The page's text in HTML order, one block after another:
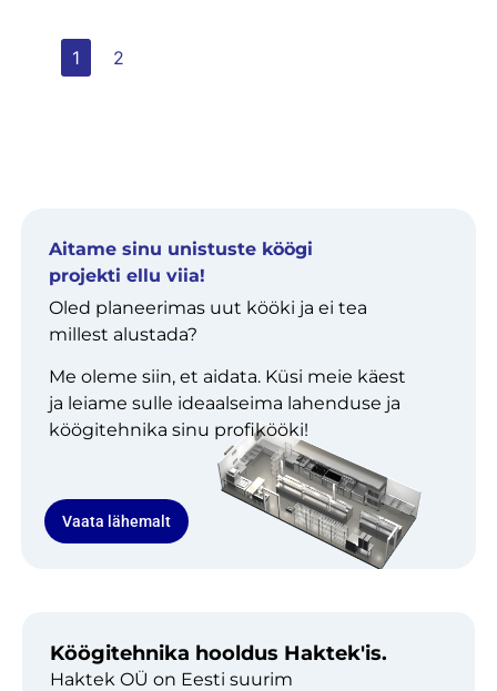
1 2
Aitame sinu unistuste köögi
projekti ellu viia!
Oled planeerimas uut kööki ja ei tea
millest alustada?
Me oleme siin, et aidata. Küsi meie käest
ja leiame sulle ideaalseima lahenduse ja
köögitehnika sinu profikööki!
Vaata lähemalt
Köögitehnika hooldus Haktek'is.
Haktek OÜ on Eesti suurim